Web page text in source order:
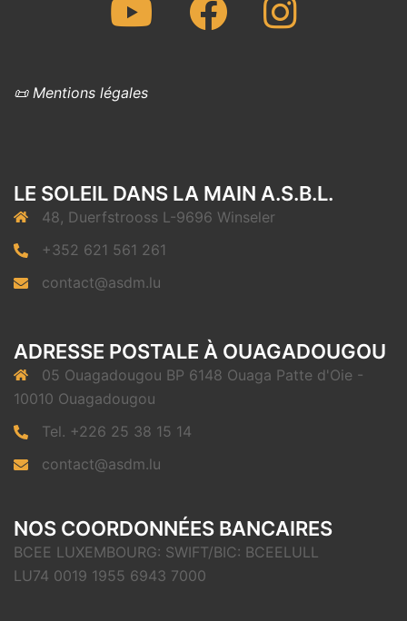
📜 Mentions légales
LE SOLEIL DANS LA MAIN A.S.B.L.
48, Duerfstrooss L-9696 Winseler
+352 621 561 261
contact@asdm.lu
ADRESSE POSTALE À OUAGADOUGOU
05 Ouagadougou BP 6148 Ouaga Patte d'Oie -
10010 Ouagadougou
Tel. +226 25 38 15 14
contact@asdm.lu
NOS COORDONNÉES BANCAIRES
BCEE LUXEMBOURG: SWIFT/BIC: BCEELULL
LU74 0019 1955 6943 7000